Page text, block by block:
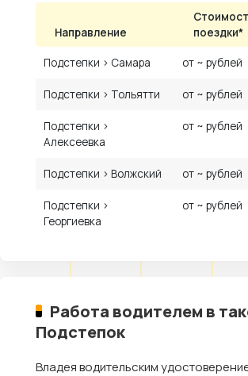
Направление
поездки*
Подстепки › Самара от ~ рублей
Подстепки › Тольятти от ~ рублей
Подстепки ›
Алексеевка
от ~ рублей
Подстепки › Волжский от ~ рублей
Подстепки ›
Георгиевка
от ~ рублей
Работа водителем в
Подстепок
Владея водительским